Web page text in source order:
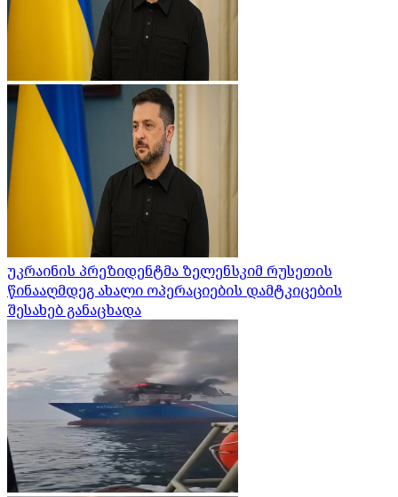
უკრაინის პრეზიდენტმა ზელენსკიმ რუსეთის
წინააღმდეგ ახალი ოპერაციების დამტკიცების
შესახებ განაცხადა